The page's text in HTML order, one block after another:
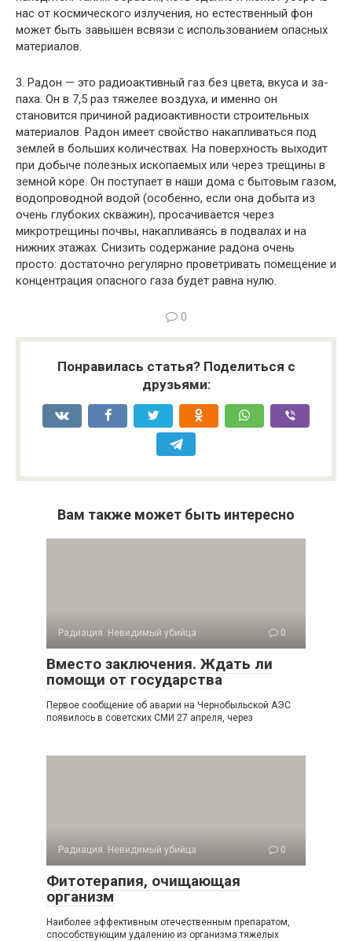
нас от космического из­лучения, но естественный фон
может быть завышен всвязи с использованием опасных
материалов.
3. Радон — это радиоактивный газ без цвета, вкуса и за­
паха. Он в 7,5 раз тяжелее воздуха, и именно он
становится причиной радиоактивности строительных
материалов. Радон имеет свойство накапливаться под
землей в больших количе­ствах. На поверхность выходит
при добыче полезных ископае­мых или через трещины в
земной коре. Он поступает в наши дома с бытовым газом,
водопроводной водой (особенно, если она добыта из
очень глубоких скважин), просачивается через
микротрещины почвы, накапливаясь в подвалах и на
нижних этажах. Снизить содержание радона очень
просто: достаточно регулярно проветривать помещение и
концентрация опасного газа будет равна нулю.
0
Понравилась статья? Поделиться с
друзьями:
Вам также может быть интересно
Радиация. Невидимый убийца 0
Вместо заключения. Ждать ли
помощи от государства
Первое сообщение об аварии на Чернобыльской АЭС
появилось в советских СМИ 27 апреля, через
Радиация. Невидимый убийца 0
Фитотерапия, очищающая
организм
Наиболее эффективным отечественным препаратом,
спо­собствующим удалению из организма тяжелых